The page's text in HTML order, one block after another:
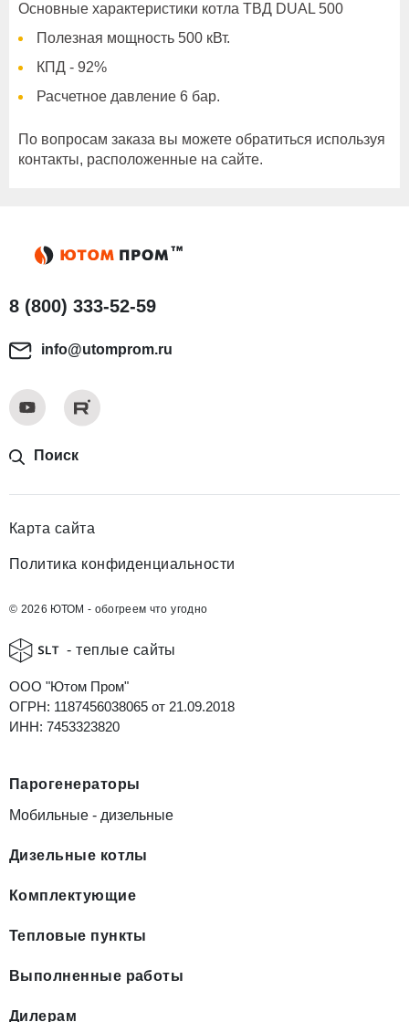
Основные характеристики котла ТВД DUAL 500
Полезная мощность 500 кВт.
КПД - 92%
Расчетное давление 6 бар.
По вопросам заказа вы можете обратиться используя
контакты, расположенные на сайте.
8 (800) 333-52-59
info@utomprom.ru
Поиск
Карта сайта
Политика конфиденциальности
© 2026 ЮТОМ - обогреем что угодно
- теплые сайты
ООО "Ютом Пром"
ОГРН: 1187456038065 от 21.09.2018
ИНН: 7453323820
Парогенераторы
Мобильные - дизельные
Дизельные котлы
Комплектующие
Тепловые пункты
Выполненные работы
Дилерам